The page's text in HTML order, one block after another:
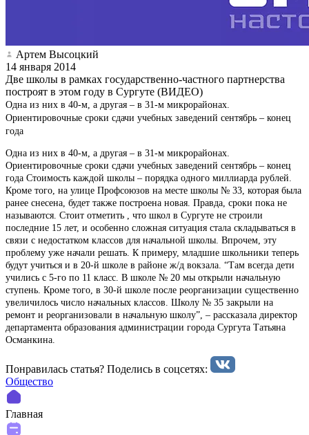
Артем Высоцкий
14 января 2014
Две школы в рамках государственно-частного партнерства
построят в этом году в Сургуте (ВИДЕО)
Одна из них в 40-м, а другая – в 31-м микрорайонах.
Ориентировочные сроки сдачи учебных заведений сентябрь – конец
года
Одна из них в 40-м, а другая – в 31-м микрорайонах.
Ориентировочные сроки сдачи учебных заведений сентябрь – конец
года Стоимость каждой школы – порядка одного миллиарда рублей.
Кроме того, на улице Профсоюзов на месте школы № 33, которая была
ранее снесена, будет также построена новая. Правда, сроки пока не
называются. Стоит отметить , что школ в Сургуте не строили
последние 15 лет, и особенно сложная ситуация стала складываться в
связи с недостатком классов для начальной школы. Впрочем, эту
проблему уже начали решать. К примеру, младшие школьники теперь
будут учиться и в 20-й школе в районе ж/д вокзала. “Там всегда дети
учились с 5-го по 11 класс. В школе № 20 мы открыли начальную
ступень. Кроме того, в 30-й школе после реорганизации существенно
увеличилось число начальных классов. Школу № 35 закрыли на
ремонт и реорганизовали в начальную школу”, – рассказала директор
департамента образования администрации города Сургута Татьяна
Османкина.
Понравилась статья? Поделиcь в соцсетях:
Общество
Главная